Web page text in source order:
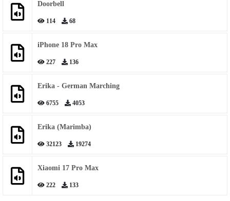
Doorbell
114 68
iPhone 18 Pro Max
227 136
Erika - German Marching
6755 4053
Erika (Marimba)
32123 19274
Xiaomi 17 Pro Max
222 133